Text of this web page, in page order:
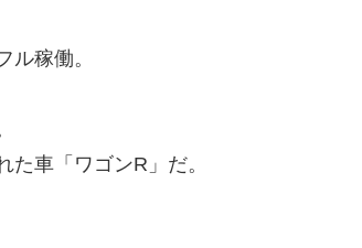
稼働。
車「ワゴンR」だ。